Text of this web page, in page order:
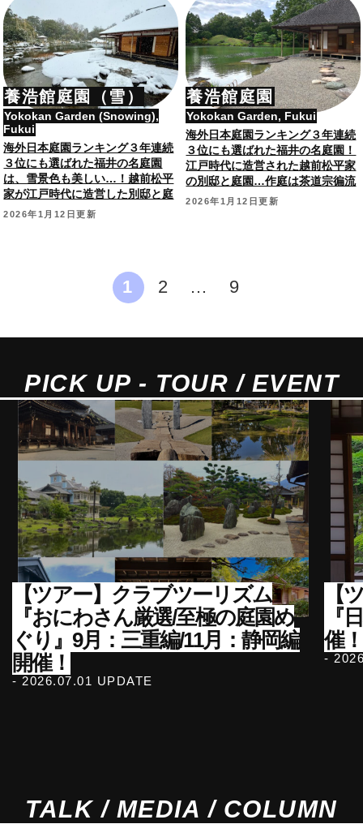
養浩館庭園（雪）
Yokokan Garden (Snowing),
Fukui
海外日本庭園ランキング３年連続
３位にも選ばれた福井の名庭園
は、雪景色も美しい…！越前松平
家が江戸時代に造営した別邸と庭
園。
2026年1月12日更新
養浩館庭園
Yokokan Garden, Fukui
海外日本庭園ランキング３年連続
３位にも選ばれた福井の名庭園！
江戸時代に造営された越前松平家
の別邸と庭園…作庭は茶道宗徧流
の祖・山田宗徧？
2026年1月12日更新
1 2 … 9
PICK UP - TOUR / EVENT
【ツアー】クラブツーリズム
『おにわさん厳選/至極の庭園め
ぐり』9月：三重編/11月：静岡編
開催！
- 2026.07.01 UPDATE
【
『
催
-
TALK / MEDIA / COLUMN